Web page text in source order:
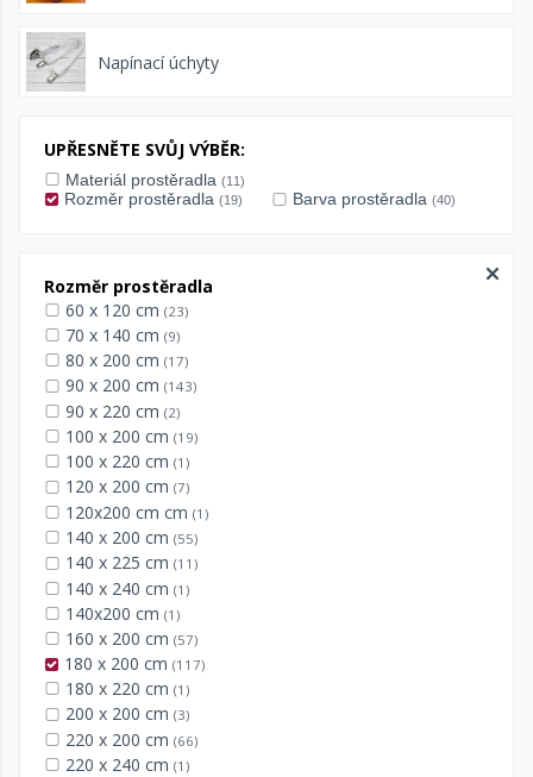
Napínací úchyty
UPŘESNĚTE SVŮJ VÝBĚR:
Materiál prostěradla (11)
Rozměr prostěradla (19) Barva prostěradla (40)
Rozměr prostěradla
60 x 120 cm (23)
70 x 140 cm (9)
80 x 200 cm (17)
90 x 200 cm (143)
90 x 220 cm (2)
100 x 200 cm (19)
100 x 220 cm (1)
120 x 200 cm (7)
120x200 cm cm (1)
140 x 200 cm (55)
140 x 225 cm (11)
140 x 240 cm (1)
140x200 cm (1)
160 x 200 cm (57)
180 x 200 cm (117)
180 x 220 cm (1)
200 x 200 cm (3)
220 x 200 cm (66)
220 x 240 cm (1)